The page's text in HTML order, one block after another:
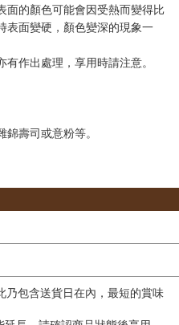
的顏色可能會因受熱而變得比
表面變硬，顏色變深的現象一
作出處理，享用時請注意。
壽司或意粉等。
包含送貨日在內，最短的賞味